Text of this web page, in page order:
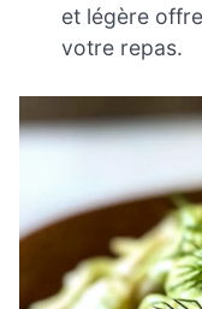
et légère
votre repas.